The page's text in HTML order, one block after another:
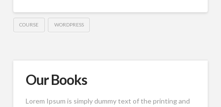
COURSE WORDPRESS
Our Books
Lorem Ipsum is simply dummy text of the printing and